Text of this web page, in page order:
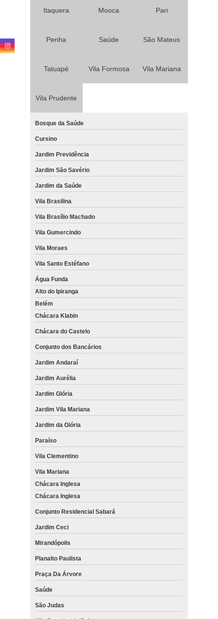
Itaquera Mooca Pari
Penha Saúde São Mateus
Tatuapé Vila Formosa Vila Mariana
Vila Prudente
Bosque da Saúde
Cursino
Jardim Previdência
Jardim São Savério
Jardim da Saúde
Vila Brasilina
Vila Brasílio Machado
Vila Gumercindo
Vila Moraes
Vila Santo Estéfano
Água Funda
Alto do Ipiranga
Belém
Chácara Klabin
Chácara do Castelo
Conjunto dos Bancários
Jardim Andaraí
Jardim Aurélia
Jardim Glória
Jardim Vila Mariana
Jardim da Glória
Paraíso
Vila Clementino
Vila Mariana
Chácara Inglesa
Chácara Inglesa
Conjunto Residencial Sabará
Jardim Ceci
Mirandópolis
Planalto Paulista
Praça Da Árvore
Saúde
São Judas